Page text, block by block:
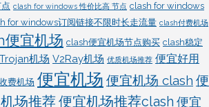
clash for windows 性价比高 节点 clash for windows
for windows订阅链接不限时长走流量 clash付费机场
便宜机场 clash便宜机场节点购买 clash稳定
Trojan机场 V2Ray机场 优质机场推荐 便宜好用
费机场 便宜机场 便宜机场 clash 便
场推荐便宜机场推荐clash 便宜